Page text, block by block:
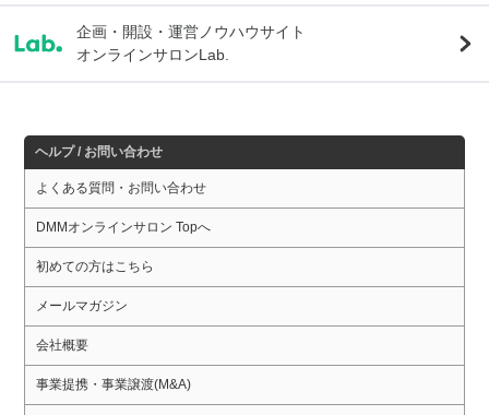
企画・開設・運営ノウハウサイト
オンラインサロンLab.
ヘルプ / お問い合わせ
よくある質問・お問い合わせ
DMMオンラインサロン Topへ
初めての方はこちら
メールマガジン
会社概要
事業提携・事業譲渡(M&A)